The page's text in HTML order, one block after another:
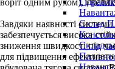
Склад
Завдяки наявності
забезпечується висока
зниження швидкості під
для підвищення